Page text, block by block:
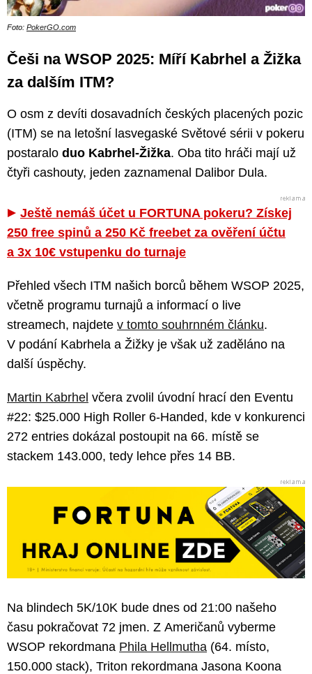
Foto: PokerGO.com
Češi na WSOP 2025: Míří Kabrhel a Žižka
za dalším ITM?
O osm z devíti dosavadních českých placených pozic
(ITM) se na letošní lasvegaské Světové sérii v pokeru
postaralo duo Kabrhel-Žižka. Oba tito hráči mají už
čtyři cashouty, jeden zaznamenal Dalibor Dula.
Ještě nemáš účet u FORTUNA pokeru? Získej
250 free spinů a 250 Kč freebet za ověření účtu
a 3x 10€ vstupenku do turnaje
Přehled všech ITM našich borců během WSOP 2025,
včetně programu turnajů a informací o live
streamech, najdete v tomto souhrnném článku.
V podání Kabrhela a Žižky je však už zaděláno na
další úspěchy.
Martin Kabrhel včera zvolil úvodní hrací den Eventu
#22: $25.000 High Roller 6-Handed, kde v konkurenci
272 entries dokázal postoupit na 66. místě se
stackem 143.000, tedy lehce přes 14 BB.
Na blindech 5K/10K bude dnes od 21:00 našeho
času pokračovat 72 jmen. Z Američanů vyberme
WSOP rekordmana Phila Hellmutha (64. místo,
150.000 stack), Triton rekordmana Jasona Koona